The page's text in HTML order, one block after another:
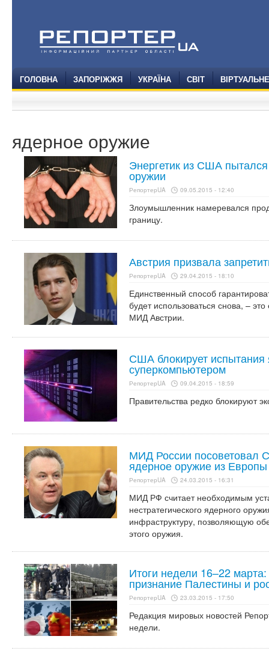
ГОЛОВНА ЗАПОРІЖЖЯ УКРАЇНА СВІТ
ядерное оружие
Энергетик из США
оружии
РепортерUA 09.05.2015 - 12:40
Злоумышленник намеревался
границу.
Австрия призвала
РепортерUA 29.04.2015 - 18:10
Единственный способ
будет использоваться снова, –
МИД Австрии.
США блокирует испытания
суперкомпьютером
РепортерUA 09.04.2015 - 18:59
Правительства редко блокируют
МИД России посоветовал
ядерное оружие из Европы
РепортерUA 24.03.2015 - 16:31
МИД РФ считает необходимым
нестратегического ядерного
инфраструктуру, позволяющую
этого оружия.
Итоги недели 16–22
признание Палестины и
РепортерUA 23.03.2015 - 17:50
Редакция мировых новостей
недели.